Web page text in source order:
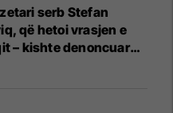
serb Stefan
që hetoi vrasjen e
– kishte denoncuar
ndaj vëllezërve